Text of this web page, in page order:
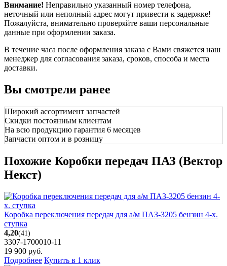
Внимание! Неправильно указанный номер телефона,
неточный или неполный адрес могут привести к задержке!
Пожалуйста, внимательно проверяйте ваши персональные
данные при оформлении заказа.
В течение часа после оформления заказа с Вами свяжется наш
менеджер для согласования заказа, сроков, способа и места
доставки.
Вы смотрели ранее
Широкий ассортимент запчастей
Скидки постоянным клиентам
На всю продукцию гарантия 6 месяцев
Запчасти оптом и в розницу
Похожие Коробки передач ПАЗ (Вектор
Некст)
Коробка переключения передач для а/м ПАЗ-3205 бензин 4-х.
ступка
4,20(41)
3307-1700010-11
19 900 руб.
Подробнее Купить в 1 клик